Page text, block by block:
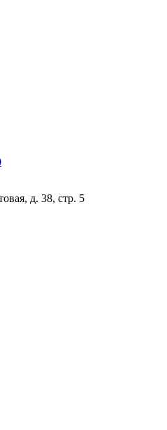
д. 38, стр. 5